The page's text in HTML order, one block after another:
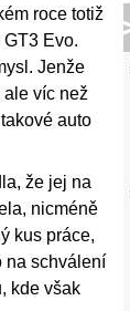
roce totiž
Evo.
Jenže
víc než
auto
že jej na
nicméně
kus práce,
na schválení
kde však